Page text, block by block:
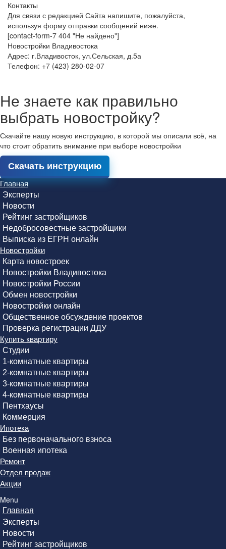
Контакты
Для связи с редакцией Сайта напишите, пожалуйста,
используя форму отправки сообщений ниже.
[contact-form-7 404 "Не найдено"]
Новостройки Владивостока
Адрес: г.Владивосток, ул.Сельская, д.5а
Телефон: +7 (423) 280-02-07
Не знаете как правильно
выбрать новостройку?
Скачайте нашу новую инструкцию, в которой мы описали всё, на
что стоит обратить внимание при выборе новостройки
Скачать инструкцию
Главная
Эксперты
Новости
Рейтинг застройщиков
Недобросовестные застройщики
Выписка из ЕГРН онлайн
Новостройки
Карта новостроек
Новостройки Владивостока
Новостройки России
Обмен новостройки
Новостройки онлайн
Общественное обсуждение проектов
Проверка регистрации ДДУ
Купить квартиру
Студии
1-комнатные квартиры
2-комнатные квартиры
3-комнатные квартиры
4-комнатные квартиры
Пентхаусы
Коммерция
Ипотека
Без первоначального взноса
Военная ипотека
Ремонт
Отдел продаж
Акции
Menu
Главная
Эксперты
Новости
Рейтинг застройщиков